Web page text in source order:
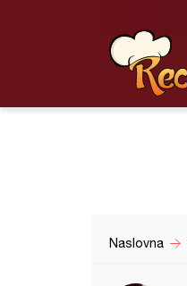
Naslovna